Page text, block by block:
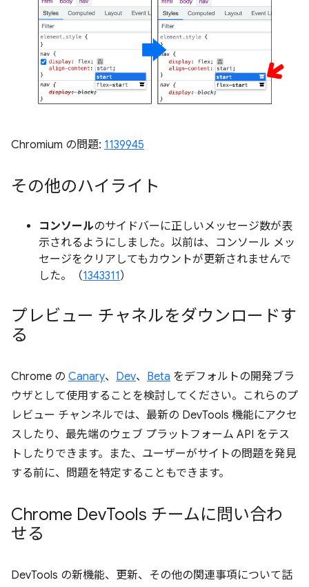
Chromium の問題: 1139945
その他のハイライト
コンソールのサイドバーに正しいメッセージ数が表
示されるようにしました。以前は、コンソール メッ
セージをクリアしてもカウントが更新されませんで
した。（1343311）
プレビュー チャネルをダウンロードす
る
Chrome の Canary、 Dev、 Beta をデフォルトの開発ブラ
ウザとして使用することを検討してください。これらのプ
レビュー チャンネルでは、最新の DevTools 機能にアクセ
スしたり、最先端のウェブ プラットフォーム API をテス
トしたりできます。また、ユーザーがサイトの問題を発見
する前に、問題を特定することもできます。
Chrome DevTools チームに問い合わ
せる
DevTools の新機能、更新、その他の関連事項について話